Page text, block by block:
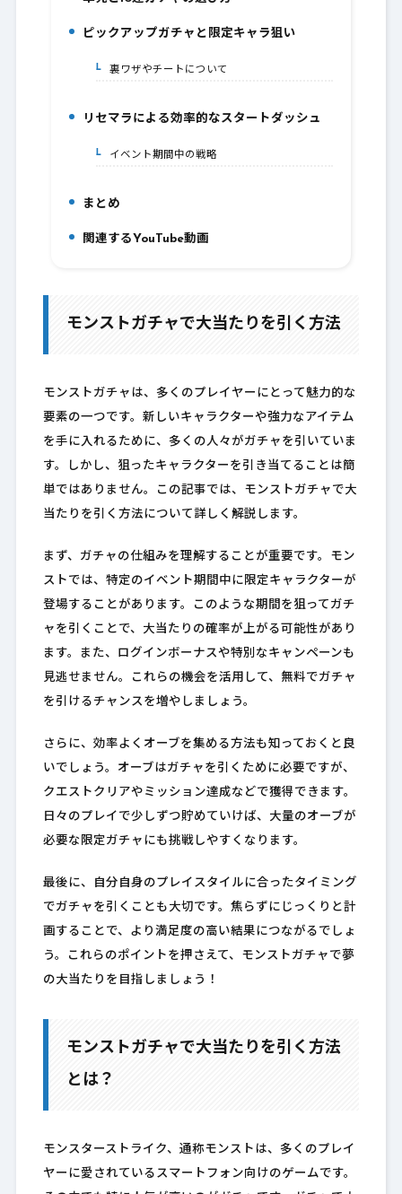
7.
ピックアップガチャと限定キャラ狙い
8-1.裏ワザやチートについて
リセマラによる効率的なスタートダッシュ
9-1.イベント期間中の戦略
10.まとめ
11.関連するYouTube動画
モンストガチャで大当たりを引く方法
モンストガチャは、多くのプレイヤーにとって魅力的な
要素の一つです。新しいキャラクターや強力なアイテム
を手に入れるために、多くの人々がガチャを引いていま
す。しかし、狙ったキャラクターを引き当てることは簡
単ではありません。この記事では、モンストガチャで大
当たりを引く方法について詳しく解説します。
まず、ガチャの仕組みを理解することが重要です。モン
ストでは、特定のイベント期間中に限定キャラクターが
登場することがあります。このような期間を狙ってガチ
ャを引くことで、大当たりの確率が上がる可能性があり
ます。また、ログインボーナスや特別なキャンペーンも
見逃せません。これらの機会を活用して、無料でガチャ
を引けるチャンスを増やしましょう。
さらに、効率よくオーブを集める方法も知っておくと良
いでしょう。オーブはガチャを引くために必要ですが、
クエストクリアやミッション達成などで獲得できます。
日々のプレイで少しずつ貯めていけば、大量のオーブが
必要な限定ガチャにも挑戦しやすくなります。
最後に、自分自身のプレイスタイルに合ったタイミング
でガチャを引くことも大切です。焦らずにじっくりと計
画することで、より満足度の高い結果につながるでしょ
う。これらのポイントを押さえて、モンストガチャで夢
の大当たりを目指しましょう！
モンストガチャで大当たりを引く方法
とは？
モンスターストライク、通称モンストは、多くのプレイ
ヤーに愛されているスマートフォン向けのゲームです。